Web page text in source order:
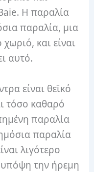
Η παραλία
παραλία, μια
και είναι
αυτό.
είναι θεϊκό
τόσο καθαρό
παραλία
παραλία
λιγότερο
υπόψη την ήρεμη